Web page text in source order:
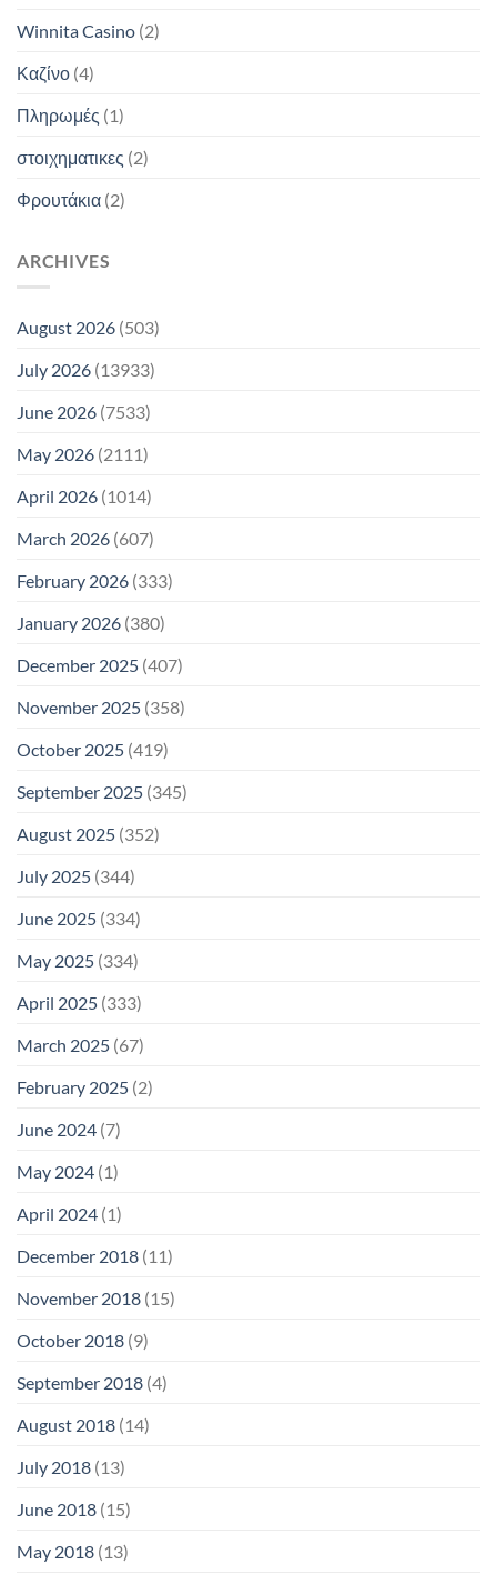
Winnita Casino (2)
Καζίνο (4)
Πληρωμές (1)
στοιχηματικες (2)
Φρουτάκια (2)
ARCHIVES
August 2026 (503)
July 2026 (13933)
June 2026 (7533)
May 2026 (2111)
April 2026 (1014)
March 2026 (607)
February 2026 (333)
January 2026 (380)
December 2025 (407)
November 2025 (358)
October 2025 (419)
September 2025 (345)
August 2025 (352)
July 2025 (344)
June 2025 (334)
May 2025 (334)
April 2025 (333)
March 2025 (67)
February 2025 (2)
June 2024 (7)
May 2024 (1)
April 2024 (1)
December 2018 (11)
November 2018 (15)
October 2018 (9)
September 2018 (4)
August 2018 (14)
July 2018 (13)
June 2018 (15)
May 2018 (13)